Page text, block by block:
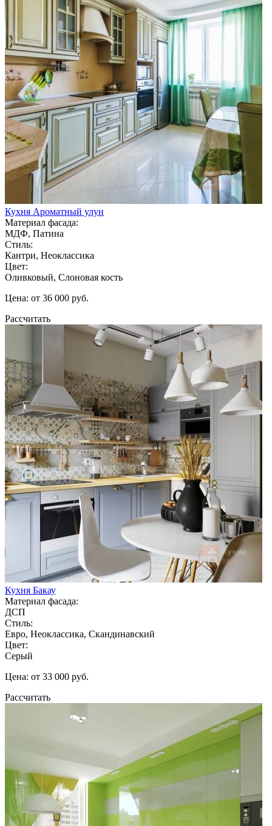
Кухня Ароматный улун
Материал фасада:
МДФ, Патина
Стиль:
Кантри, Неоклассика
Цвет:
Оливковый, Слоновая кость
Цена: от 36 000 руб.
Рассчитать
Кухня Бакау
Материал фасада:
ДСП
Стиль:
Евро, Неоклассика, Скандинавский
Цвет:
Серый
Цена: от 33 000 руб.
Рассчитать